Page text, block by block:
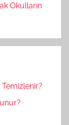
Okulların